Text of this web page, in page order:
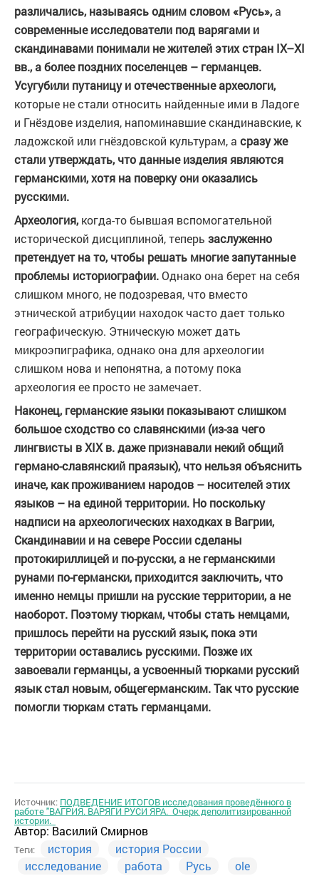
различались, называясь одним словом «Русь»,а
современные исследователи под варягами и
скандинавами понимали не жителей этих стран IX–XI
вв., а более поздних поселенцев – германцев.
Усугубили путаницу и отечественные археологи,
которые не стали относить найденные ими в Ладоге
и Гнёздове изделия, напоминавшие скандинавские, к
ладожской или гнёздовской культурам, а сразу же
стали утверждать, что данные изделия являются
германскими, хотя на поверку они оказались
русскими.
Археология,когда-то бывшая вспомогательной
исторической дисциплиной, теперь заслуженно
претендует на то, чтобы решать многие запутанные
проблемы историографии. Однако она берет на себя
слишком много, не подозревая, что вместо
этнической атрибуции находок часто дает только
географическую. Этническую может дать
микроэпиграфика, однако она для археологии
слишком нова и непонятна, а потому пока
археология ее просто не замечает.
Наконец, германские языки показывают слишком
большое сходство со славянскими (из-за чего
лингвисты в XIX в. даже признавали некий общий
германо-славянский праязык), что нельзя объяснить
иначе, как проживанием народов – носителей этих
языков – на единой территории. Но поскольку
надписи на археологических находках в Вагрии,
Скандинавии и на севере России сделаны
протокириллицей и по-русски, а не германскими
рунами по-германски, приходится заключить, что
именно немцы пришли на русские территории, а не
наоборот. Поэтому тюркам, чтобы стать немцами,
пришлось перейти на русский язык, пока эти
территории оставались русскими. Позже их
завоевали германцы, а усвоенный тюрками русский
язык стал новым, общегерманским. Так что русские
помогли тюркам стать германцами.
Источник: ПОДВЕДЕНИЕ ИТОГОВ исследования проведённого в
работе "ВАГРИЯ. ВАРЯГИ РУСИ ЯРА. Очерк деполитизированной
истории.
Автор: Василий Смирнов
Теги: история
история России
исследование
работа Русь ole